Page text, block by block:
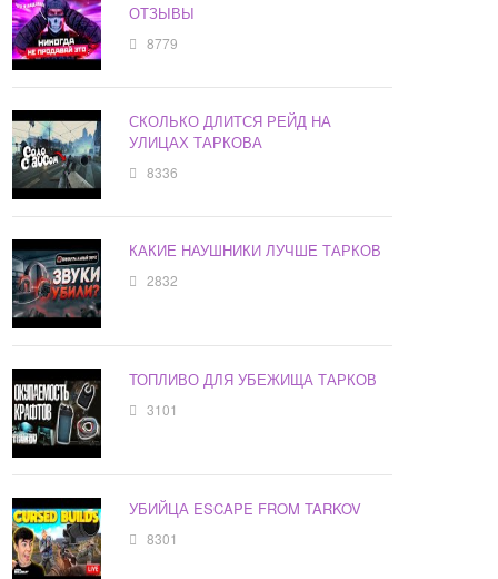
ОТЗЫВЫ
8779
СКОЛЬКО ДЛИТСЯ РЕЙД НА
УЛИЦАХ ТАРКОВА
8336
КАКИЕ НАУШНИКИ ЛУЧШЕ ТАРКОВ
2832
ТОПЛИВО ДЛЯ УБЕЖИЩА ТАРКОВ
3101
УБИЙЦА ESCAPE FROM TARKOV
8301